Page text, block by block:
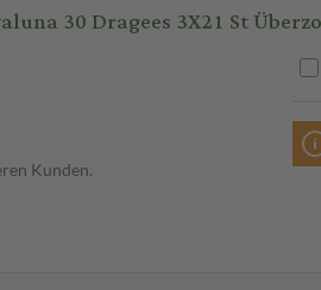
30 Dragees 3X21 St
Kunden.